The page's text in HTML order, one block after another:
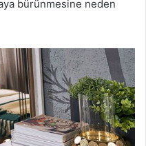
bürünmesine neden